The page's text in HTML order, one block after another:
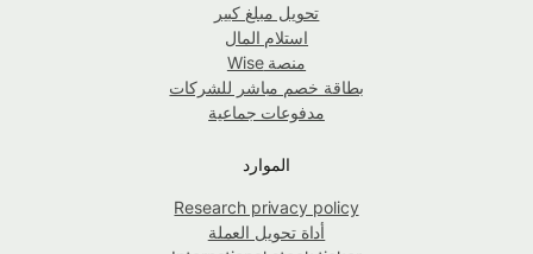
تحويل مبلغ كبير
استلام المال
منصة Wise
بطاقة خصم مباشر للشركات
مدفوعات جماعية
الموارد
Research privacy policy
أداة تحويل العملة